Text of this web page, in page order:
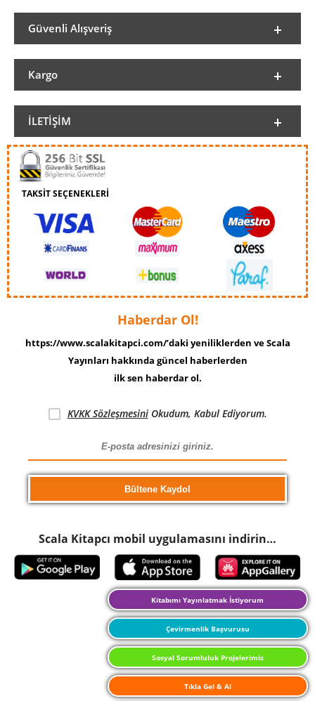
Güvenli Alışveriş
Kargo
İLETIŞIM
TAKSİT SEÇENEKLERİ
Haberdar Ol!
https://www.scalakitapci.com/’daki yeniliklerden ve Scala
Yayınları hakkında güncel haberlerden
ilk sen haberdar ol.
KVKK SözleşmesiniOkudum, Kabul Ediyorum.
Scala Kitapcı mobil uygulamasını indirin…
Kitabımı Yayınlatmak İstiyorum
Çevirmenlik Başvurusu
Sosyal Sorumluluk Projelerimiz
Tıkla Gel & Al